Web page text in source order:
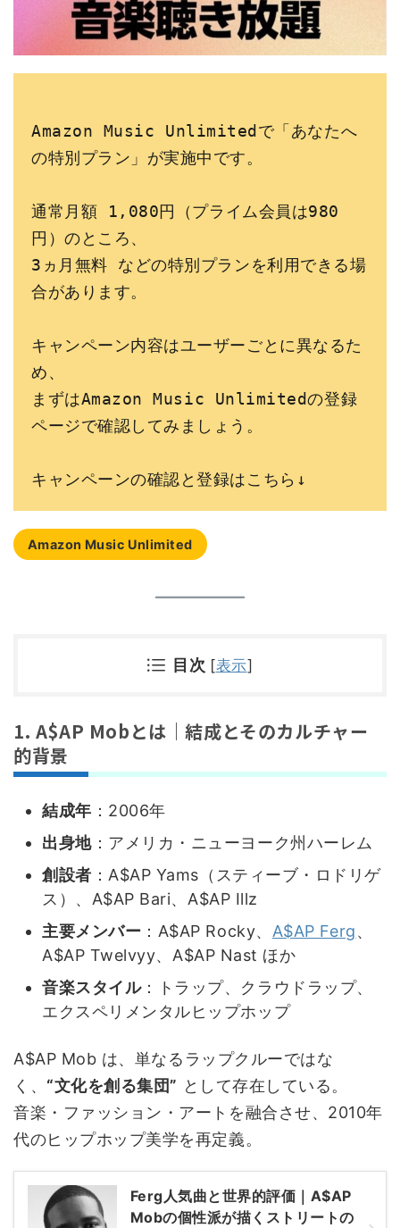
Amazon Music Unlimitedで「あなたへ
の特別プラン」が実施中です。
通常月額 1,080円（プライム会員は980
円）のところ、
3ヵ月無料 などの特別プランを利用できる場
合があります。
キャンペーン内容はユーザーごとに異なるた
め、
まずはAmazon Music Unlimitedの登録
ページで確認してみましょう。
キャンペーンの確認と登録はこちら↓
Amazon Music Unlimited
目次 [表示]
1. A$AP Mobとは｜結成とそのカルチャー
的背景
結成年 ：2006年
出身地：アメリカ・ニューヨーク州ハーレム
創設者 ：A$AP Yams（スティーブ・ロドリゲ
ス）、A$AP Bari、A$AP Illz
主要メンバー ：A$AP Rocky、 A$AP Ferg、
A$AP Twelvyy、A$AP Nast ほか
音楽スタイル：トラップ、クラウドラップ、
エクスペリメンタルヒップホップ
A$AP Mob は、単なるラップクルーではな
く、 “文化を創る集団” として存在している。
音楽・ファッション・アートを融合させ、2010年
代のヒップホップ美学を再定義。
Ferg人気曲と世界的評価｜A$AP
Mobの個性派が描くストリートの